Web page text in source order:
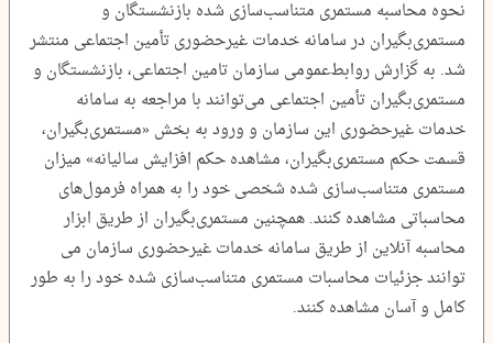
نحوه محاسبه مستمری متناسب‌سازی شده بازنشستگان و
مستمری‌بگیران در سامانه خدمات غیرحضوری تأمین اجتماعی منتشر
شد. به گزارش روابط‌عمومی سازمان تامین اجتماعی، بازنشستگان و
مستمری‌بگیران تأمین اجتماعی می‌توانند با مراجعه به سامانه
خدمات غیرحضوری این سازمان و ورود به بخش «مستمری‌بگیران،
قسمت حکم مستمری‌بگیران، مشاهده حکم افزایش سالیانه» میزان
مستمری متناسب‌سازی شده شخصی خود را به همراه فرمول‌های
محاسباتی مشاهده کنند. همچنین مستمری‌بگیران از طریق ابزار
محاسبه آنلاین از طریق سامانه خدمات غیرحضوری سازمان می
‌توانند جزئیات محاسبات مستمری متناسب‌سازی شده خود را به طور
کامل و آسان مشاهده کنند.